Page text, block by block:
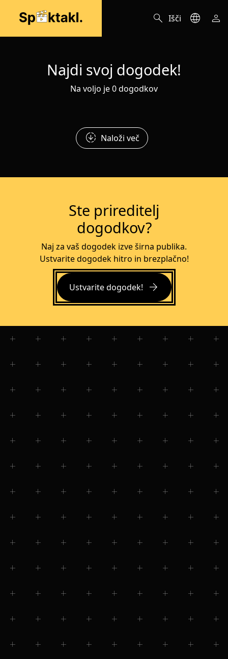
search Išči language person
Najdi svoj dogodek!
Na voljo je 0 dogodkov
downloading Naloži več
Ste prireditelj
dogodkov?
Naj za vaš dogodek izve širna publika.
Ustvarite dogodek hitro in brezplačno!
Ustvarite dogodek! arrow_forward